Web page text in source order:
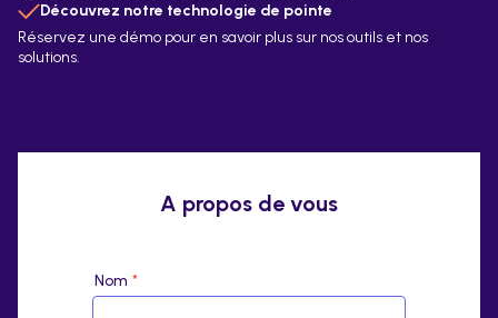
Découvrez notre technologie de pointe
Réservez une démo pour en savoir plus sur nos outils et nos
solutions.
A propos de vous
Nom *